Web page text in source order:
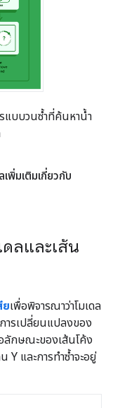
แบบวนซ้ำที่ค้นหาน้ำ
พิ่มเติมเกี่ยวกับ
ดลและเส้น
ยเพื่อพิจารณาว่าโมเดล
ารเปลี่ยนแปลงของ
ลักษณะของเส้นโค้ง
และการทำซ้ำจะอยู่